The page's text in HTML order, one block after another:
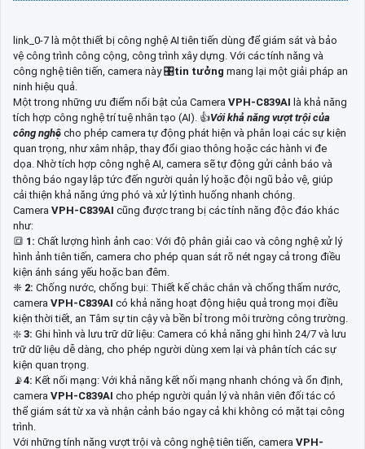
link_0-7 là một thiết bị công nghệ AI tiên tiến dùng để giám sát và bảo
vệ công trình công cộng, công trình xây dựng. Với các tính năng và
công nghệ tiên tiến, camera này 🎛tin tưởng mang lại một giải pháp an
ninh hiệu quả.
Một trong những ưu điểm nổi bật của Camera VPH-C839AI là khả năng
tích hợp công nghệ trí tuệ nhân tạo (AI). 👍Với khả năng vượt trội của
công nghệ cho phép camera tự động phát hiện và phân loại các sự kiện
quan trọng, như xâm nhập, thay đổi giao thông hoặc các hành vi đe
dọa. Nhờ tích hợp công nghệ AI, camera sẽ tự động gửi cảnh báo và
thông báo ngay lập tức đến người quản lý hoặc đội ngũ bảo vệ, giúp
cải thiện khả năng ứng phó và xử lý tình huống nhanh chóng.
Camera VPH-C839AI cũng được trang bị các tính năng độc đáo khác
như:
🔳 1: Chất lượng hình ảnh cao: Với độ phân giải cao và công nghệ xử lý
hình ảnh tiên tiến, camera cho phép quan sát rõ nét ngay cả trong điều
kiện ánh sáng yếu hoặc ban đêm.
❈ 2: Chống nước, chống bụi: Thiết kế chắc chắn và chống thấm nước,
camera VPH-C839AI có khả năng hoạt động hiệu quả trong mọi điều
kiện thời tiết, an Tâm sự tin cậy và bền bỉ trong môi trường công trường.
❇️ 3: Ghi hình và lưu trữ dữ liệu: Camera có khả năng ghi hình 24/7 và lưu
trữ dữ liệu dễ dàng, cho phép người dùng xem lại và phân tích các sự
kiện quan trọng.
📡4: Kết nối mạng: Với khả năng kết nối mạng nhanh chóng và ổn định,
camera VPH-C839AI cho phép người quản lý và nhân viên đối tác có
thể giám sát từ xa và nhận cảnh báo ngay cả khi không có mặt tại công
trình.
Với những tính năng vượt trội và công nghệ tiên tiến, camera VPH-